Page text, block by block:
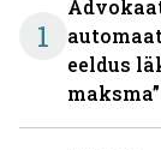
1
eeldus
maksma”